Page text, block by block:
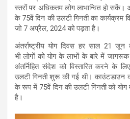
स्तरों पर अधिकतम लोग लाभान्वित हो सकें।
के 75वें दिन की उलटी गिनती का कार्यक्रम
जो 7 अप्रैल, 2024 को पड़ता है।
अंतर्राष्ट्रीय योग दिवस हर साल 21 जून
भी लोगों को योग के लाभों के बारे में
अंतर्निहित संदेश को विस्तारित करने के
उलटी गिनती शुरू की गई थी। काउंटडाउन
के रूप में 75वें दिन की उलटी गिनती को योग
है।